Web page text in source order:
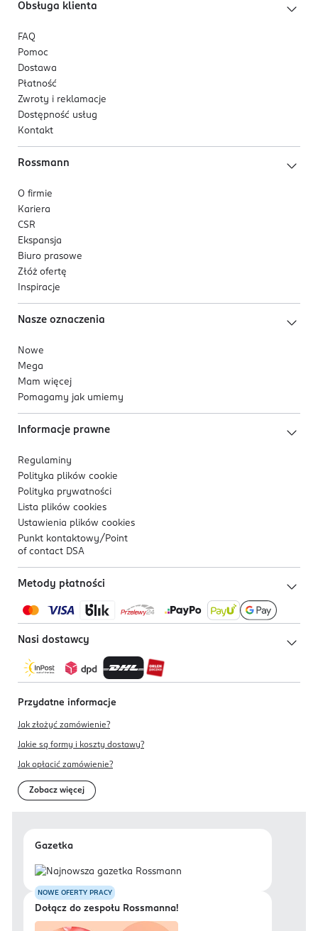
Obsługa klienta
FAQ
Pomoc
Dostawa
Płatność
Zwroty i reklamacje
Dostępność usług
Kontakt
Rossmann
O firmie
Kariera
CSR
Ekspansja
Biuro prasowe
Złóż ofertę
Inspiracje
Nasze oznaczenia
Nowe
Mega
Mam więcej
Pomagamy jak umiemy
Informacje prawne
Regulaminy
Polityka plików cookie
Polityka prywatności
Lista plików cookies
Ustawienia plików cookies
Punkt kontaktowy/ Point
of contact DSA
Metody płatności
Nasi dostawcy
Przydatne informacje
Jak złożyć zamówienie?
Jakie są formy i koszty dostawy?
Jak opłacić zamówienie?
Zobacz więcej
Gazetka
NOWE OFERTY PRACY
Dołącz do zespołu Rossmanna!